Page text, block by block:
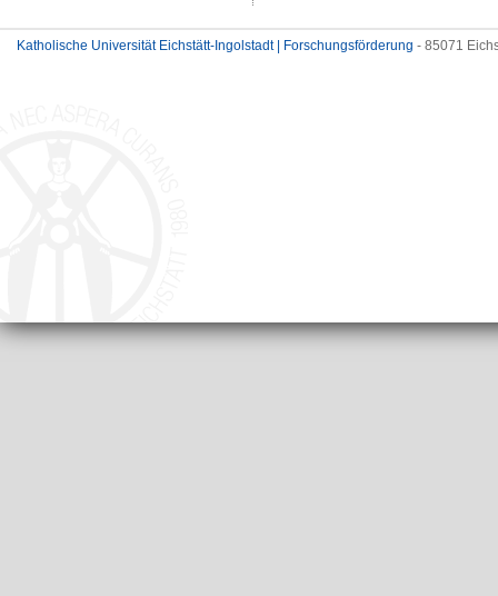
Katholische Universität Eichstätt-Ingolstadt | Forschungsförderung - 85071